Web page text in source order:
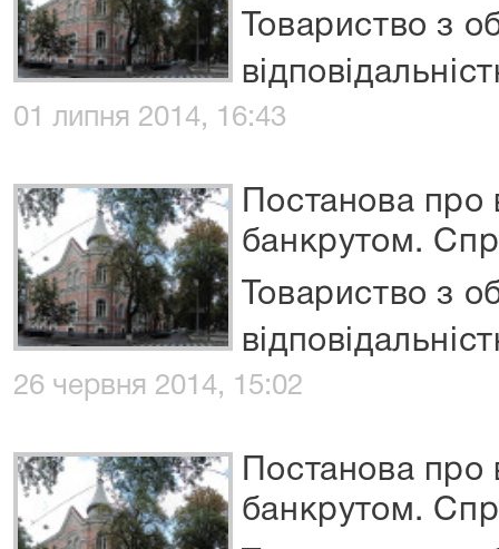
Товариство з
01 липня 2014, 16:43
Постанова
банкрутом.
Товариство з
26 червня 2014, 15:02
Постанова
банкрутом.